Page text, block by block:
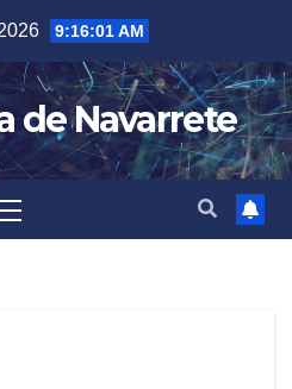
9:16:02 AM
de Navarrete